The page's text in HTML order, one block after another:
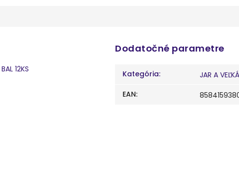
12KS
Dodatočné parametre
Kategória:
JAR A
EAN: